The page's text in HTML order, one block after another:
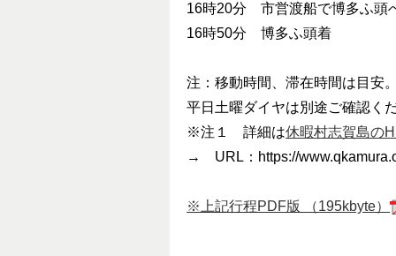
16時20分 市営渡船で博多ふ頭
16時50分 博多ふ頭着
注：移動時間、滞在時間は目安
平日土曜ダイヤは別途ご確認く
※注１ 詳細は休暇村志賀島の
→ URL：https://
※上記行程PDF版 （195kbyte）